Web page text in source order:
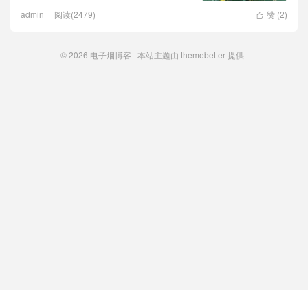
 赞 (2)
admin 阅读(2479)
© 2026 电子烟博客 本站主题由 themebetter提供